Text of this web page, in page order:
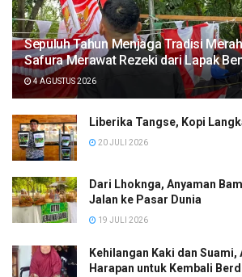
Sepuluh Tahun Menjaga Tradisi
Safura Merawat Rezeki dari Lapak
4 AGUSTUS 2026
Liberika Tangse, Kopi
20 JULI 2026
Dari Lhoknga, Anyaman
Jalan ke Pasar Dunia
19 JULI 2026
Kehilangan Kaki dan
Harapan untuk Kembali